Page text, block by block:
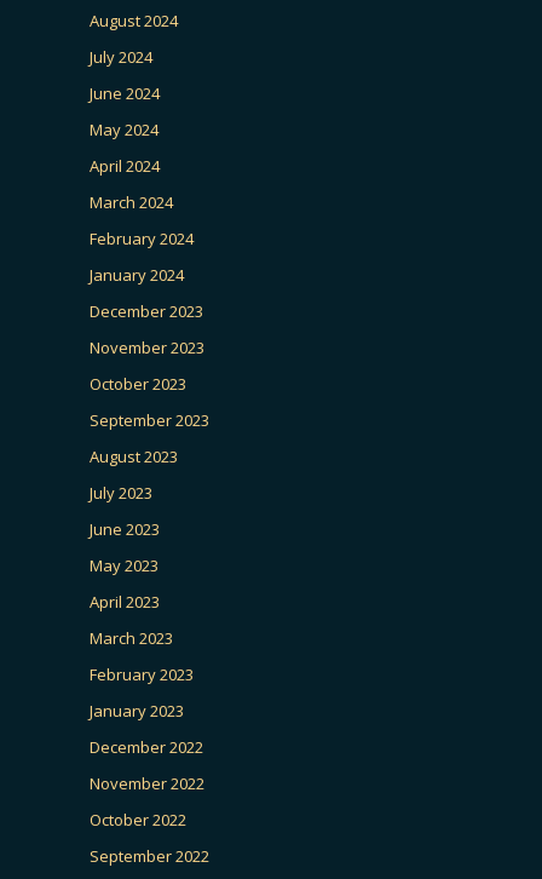
August 2024
July 2024
June 2024
May 2024
April 2024
March 2024
February 2024
January 2024
December 2023
November 2023
October 2023
September 2023
August 2023
July 2023
June 2023
May 2023
April 2023
March 2023
February 2023
January 2023
December 2022
November 2022
October 2022
September 2022